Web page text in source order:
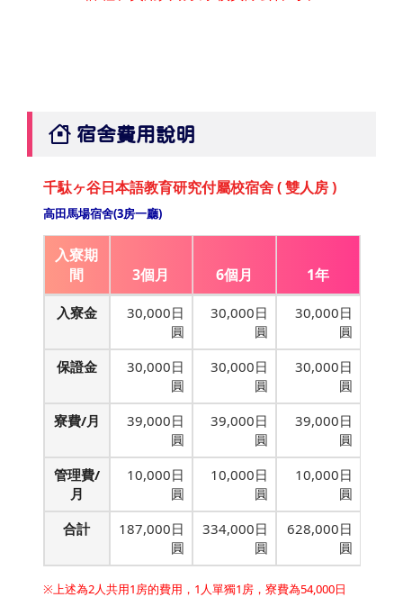
宿舍費用說明
千駄ヶ谷日本語教育研究付屬校宿舍 ( 雙人房 )
高田馬場宿舍(3房一廳)
入寮期
間
3個月 6個月 1年
入寮金
30,000日
圓
30,000日
圓
30,000日
圓
保證金
30,000日
圓
30,000日
圓
30,000日
圓
寮費/月
39,000日
圓
39,000日
圓
39,000日
圓
管理費/
月
10,000日
圓
10,000日
圓
10,000日
圓
合計
187,000日
圓
334,000日
圓
628,000日
圓
※上述為2人共用1房的費用，1人單獨1房，寮費為54,000日